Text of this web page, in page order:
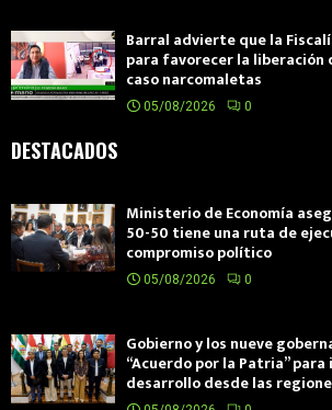
Barral advierte que la
para favorecer la liberación
caso narcomaletas
05/08/2026 0
DESTACADOS
Ministerio de Economía
50-50 tiene una ruta de
compromiso político
05/08/2026 0
Gobierno y los nueve
“Acuerdo por la Patria”
desarrollo desde las